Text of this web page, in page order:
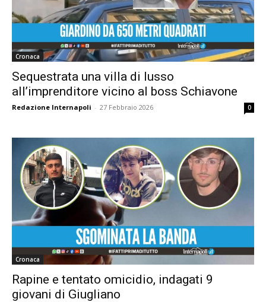
Cronaca
Sequestrata una villa di lusso
all’imprenditore vicino al boss Schiavone
Redazione Internapoli - 27 Febbraio 2026 0
Cronaca
Rapine e tentato omicidio, indagati 9
giovani di Giugliano